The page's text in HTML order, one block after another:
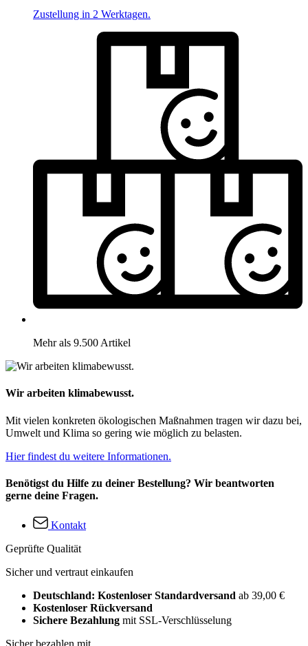
Zustellung in 2 Werktagen.
Mehr als 9.500 Artikel
Wir arbeiten klimabewusst.
Mit vielen konkreten ökologischen Maßnahmen tragen wir dazu bei,
Umwelt und Klima so gering wie möglich zu belasten.
Hier findest du weitere Informationen.
Benötigst du Hilfe zu deiner Bestellung? Wir beantworten
gerne deine Fragen.
Kontakt
Geprüfte Qualität
Sicher und vertraut einkaufen
Deutschland: Kostenloser Standardversand ab 39,00 €
Kostenloser Rückversand
Sichere Bezahlung mit SSL-Verschlüsselung